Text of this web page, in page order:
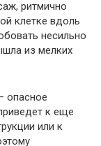
ритмично
клетке вдоль
несильно
из мелких
опасное
к еще
или к